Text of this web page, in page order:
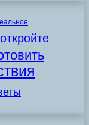
откройте